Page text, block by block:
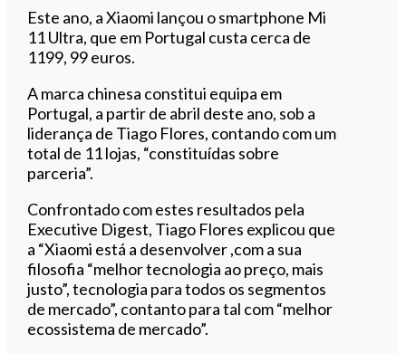
Este ano, a Xiaomi lançou o smartphone Mi
11 Ultra, que em Portugal custa cerca de
1199, 99 euros.
A marca chinesa constitui equipa em
Portugal, a partir de abril deste ano, sob a
liderança de Tiago Flores, contando com um
total de 11 lojas, “constituídas sobre
parceria”.
Confrontado com estes resultados pela
Executive Digest, Tiago Flores explicou que
a “Xiaomi está a desenvolver ,com a sua
filosofia “melhor tecnologia ao preço, mais
justo”, tecnologia para todos os segmentos
de mercado”, contanto para tal com “melhor
ecossistema de mercado”.